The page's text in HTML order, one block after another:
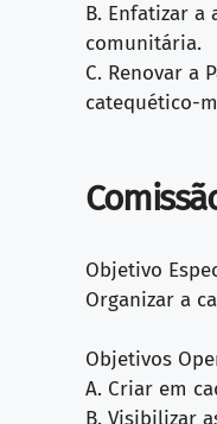
B. Enfatizar
comunitária.
C. Renovar a
catequético-
Objetivo
Organizar a
Objetivos
A. Criar em